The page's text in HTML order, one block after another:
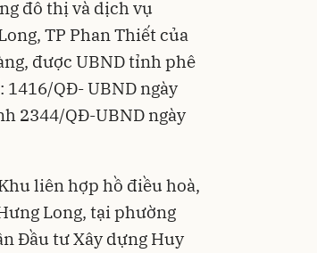
đô thị và dịch vụ
TP Phan Thiết của
được UBND tỉnh phê
QĐ- UBND ngày
2344/QĐ-UBND ngày
liên hợp hồ điều hoà,
Long, tại phường
Đầu tư Xây dựng Huy